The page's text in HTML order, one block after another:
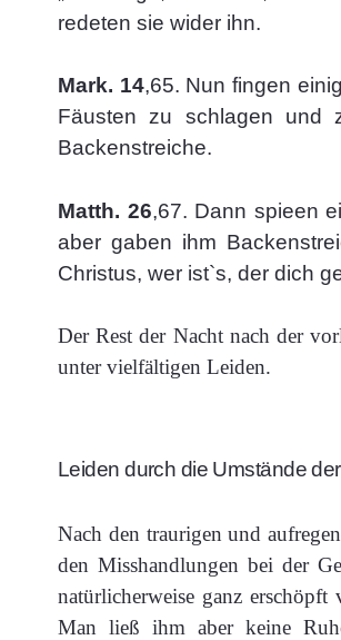
redeten sie wider ihn.
Mark. 14,65. Nun fingen
Fäusten zu schlagen und
Backenstreiche.
Matth. 26,67. Dann spieen
aber gaben ihm
Christus, wer ist`s, der dich
Der Rest der Nacht nach der
unter vielfältigen Leiden.
Leiden durch die Umstände
Nach den traurigen und
den Misshandlungen bei der
natürlicherweise ganz
Man ließ ihm aber keine